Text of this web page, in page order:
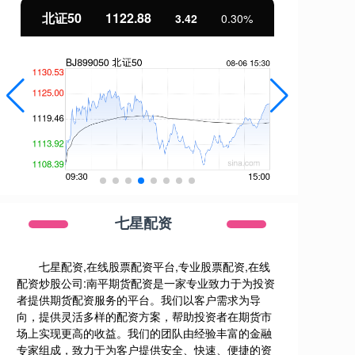
北证50 1122.88 3.42 0.30%
七星配资
七星配资,在线股票配资平台,专业股票配资,在线
配资炒股公司:南平期货配资是一家专业致力于为投资
者提供期货配资服务的平台。我们以客户需求为导
向，提供灵活多样的配资方案，帮助投资者在期货市
场上实现更高的收益。我们的团队由经验丰富的金融
专家组成，致力于为客户提供安全、快速、便捷的资